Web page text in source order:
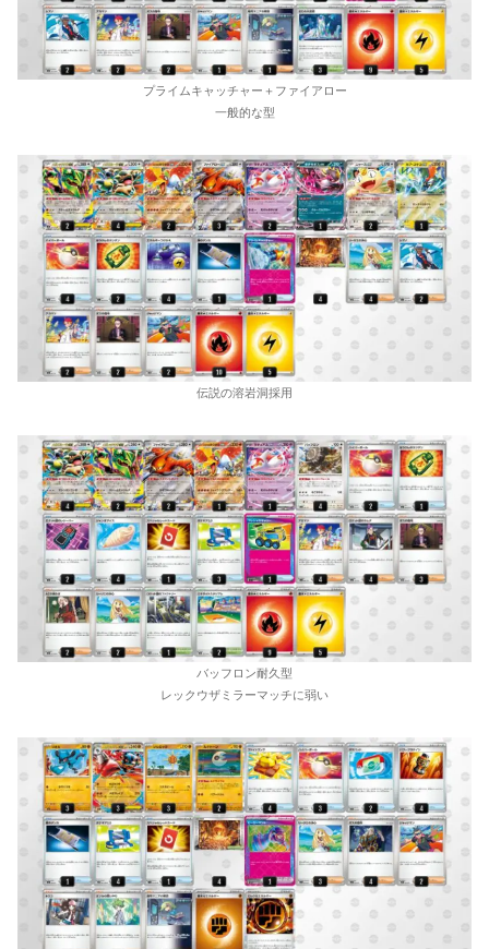
プライムキャッチャー＋ファイアロー
一般的な型
伝説の溶岩洞採用
バッフロン耐久型
レックウザミラーマッチに弱い